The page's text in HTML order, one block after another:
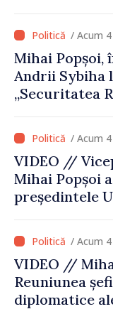
cultural al
/ Acum
Mihai Popșoi,
Andrii Sybiha
„Securitatea
de securitatea
/ Acum
VIDEO //
Mihai Popșoi
președintele
hidrologice
râului Nistru
comune în
energie
/ Acum
VIDEO //
Reuniunea
diplomatice